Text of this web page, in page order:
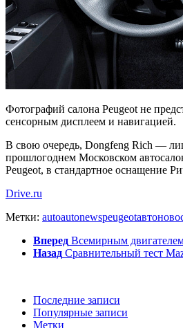
Фотографий салона Peugeot не
сенсорным дисплеем и навигацией.
В свою очередь, Dongfeng Rich —
прошлогоднем Московском
Peugeot, в стандартное оснащение
Drive.ru
Метки: autoautonewspeugeotавто
Вперед Всемирным двигателем
Назад Сравнительный тест
Последние записи
Популярные записи
Метки